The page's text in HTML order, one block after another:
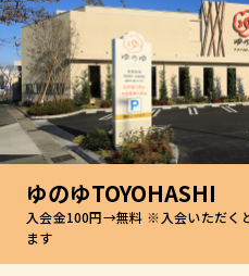
ゆのゆTOYOHASHI
入会金100円→無料 ※入会いただく
ます